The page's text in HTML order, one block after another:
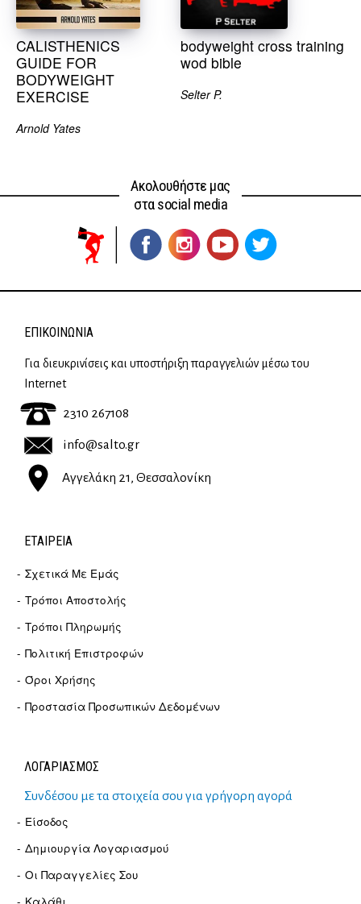
CALISTHENICS
GUIDE FOR
BODYWEIGHT
EXERCISE
Arnold Yates
bodyweight cross training
wod bible
Selter P.
Ακολουθήστε μας
στα social media
ΕΠΙΚΟΙΝΩΝΊΑ
Για διευκρινίσεις και υποστήριξη παραγγελιών μέσω του
Internet
2310 267108
info@salto.gr
Αγγελάκη 21, Θεσσαλονίκη
ΕΤΑΙΡΕΊΑ
Σχετικά Με Εμάς
Τρόποι Αποστολής
Τρόποι Πληρωμής
Πολιτική Επιστροφών
Όροι Χρήσης
Προστασία Προσωπικών Δεδομένων
ΛΟΓΑΡΙΑΣΜΟΣ
Συνδέσου με τα στοιχεία σου για γρήγορη αγορά
Είσοδος
Δημιουργία Λογαριασμού
Οι Παραγγελίες Σου